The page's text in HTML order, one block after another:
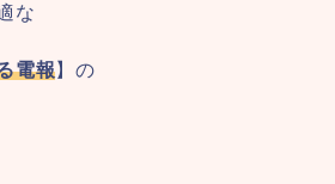
な
電報】の